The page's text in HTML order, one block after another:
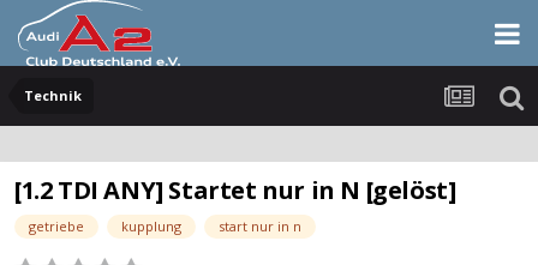
Technik
[1.2 TDI ANY] Startet nur in N [gelöst]
getriebe kupplung start nur in n